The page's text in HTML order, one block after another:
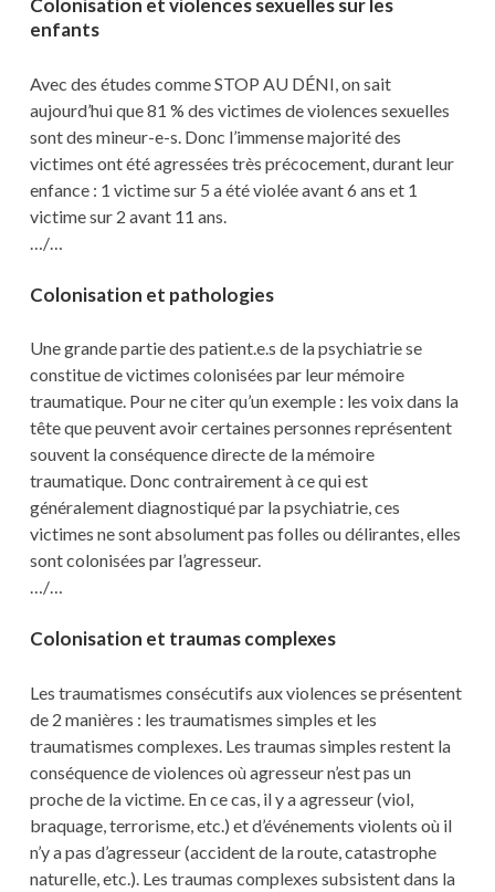
Colonisation et violences sexuelles sur les
enfants
Avec des études comme STOP AU DÉNI, on sait
aujourd’hui que 81 % des victimes de violences sexuelles
sont des mineur-e-s. Donc l’immense majorité des
victimes ont été agressées très précocement, durant leur
enfance : 1 victime sur 5 a été violée avant 6 ans et 1
victime sur 2 avant 11 ans.
…/…
Colonisation et pathologies
Une grande partie des patient.e.s de la psychiatrie se
constitue de victimes colonisées par leur mémoire
traumatique. Pour ne citer qu’un exemple : les voix dans la
tête que peuvent avoir certaines personnes représentent
souvent la conséquence directe de la mémoire
traumatique. Donc contrairement à ce qui est
généralement diagnostiqué par la psychiatrie, ces
victimes ne sont absolument pas folles ou délirantes, elles
sont colonisées par l’agresseur.
…/…
Colonisation et traumas complexes
Les traumatismes consécutifs aux violences se présentent
de 2 manières : les traumatismes simples et les
traumatismes complexes. Les traumas simples restent la
conséquence de violences où agresseur n’est pas un
proche de la victime. En ce cas, il y a agresseur (viol,
braquage, terrorisme, etc.) et d’événements violents où il
n’y a pas d’agresseur (accident de la route, catastrophe
naturelle, etc.). Les traumas complexes subsistent dans la